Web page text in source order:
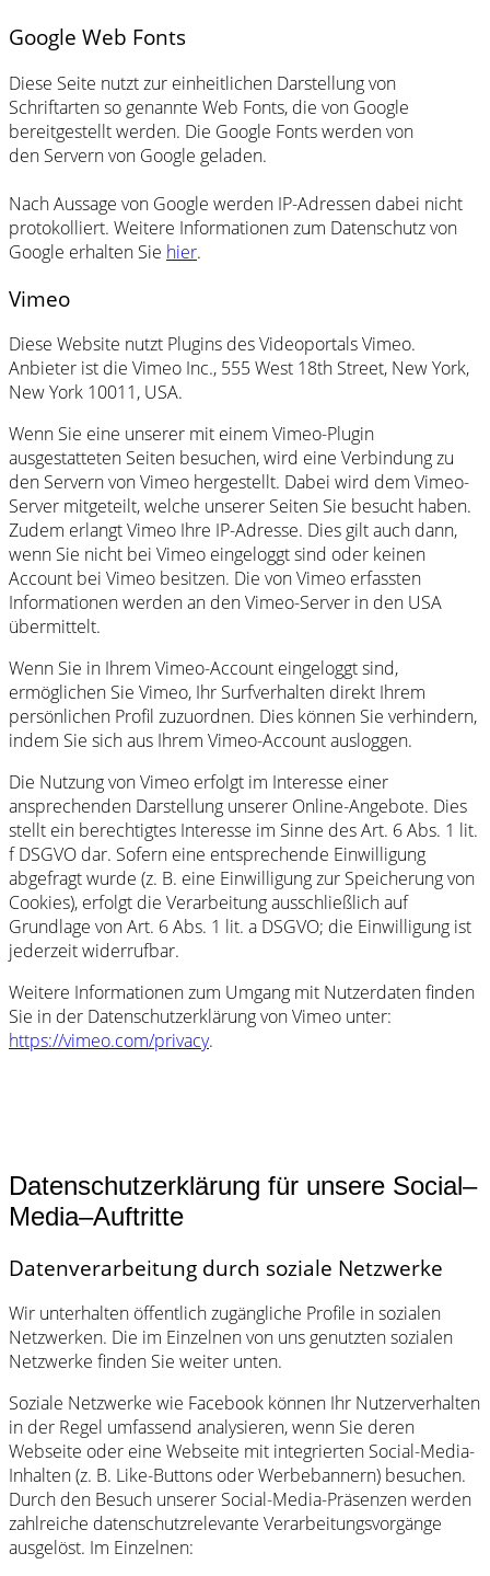
Google Web Fonts
Diese Seite nutzt zur einheitlichen Darstellung von
Schriftarten so genannte Web Fonts, die von Google
bereitgestellt werden. Die Google Fonts werden von
den Servern von Google geladen.
Nach Aussage von Google werden IP-Adressen dabei nicht
protokolliert. Weitere Informationen zum Datenschutz von
Google erhalten Sie hier.
Vimeo
Diese Website nutzt Plugins des Videoportals Vimeo.
Anbieter ist die Vimeo Inc., 555 West 18th Street, New York,
New York 10011, USA.
Wenn Sie eine unserer mit einem Vimeo-Plugin
ausgestatteten Seiten besuchen, wird eine Verbindung zu
den Servern von Vimeo hergestellt. Dabei wird dem Vimeo-
Server mitgeteilt, welche unserer Seiten Sie besucht haben.
Zudem erlangt Vimeo Ihre IP-Adresse. Dies gilt auch dann,
wenn Sie nicht bei Vimeo eingeloggt sind oder keinen
Account bei Vimeo besitzen. Die von Vimeo erfassten
Informationen werden an den Vimeo-Server in den USA
übermittelt.
Wenn Sie in Ihrem Vimeo-Account eingeloggt sind,
ermöglichen Sie Vimeo, Ihr Surfverhalten direkt Ihrem
persönlichen Profil zuzuordnen. Dies können Sie verhindern,
indem Sie sich aus Ihrem Vimeo-Account ausloggen.
Die Nutzung von Vimeo erfolgt im Interesse einer
ansprechenden Darstellung unserer Online-Angebote. Dies
stellt ein berechtigtes Interesse im Sinne des Art. 6 Abs. 1 lit.
f DSGVO dar. Sofern eine entsprechende Einwilligung
abgefragt wurde (z. B. eine Einwilligung zur Speicherung von
Cookies), erfolgt die Verarbeitung ausschließlich auf
Grundlage von Art. 6 Abs. 1 lit. a DSGVO; die Einwilligung ist
jederzeit widerrufbar.
Weitere Informationen zum Umgang mit Nutzerdaten finden
Sie in der Datenschutzerklärung von Vimeo unter:
https://vimeo.com/privacy.
Datenschutzerklärung für unsere Social–
Media–Auftritte
Datenverarbeitung durch soziale Netzwerke
Wir unterhalten öffentlich zugängliche Profile in sozialen
Netzwerken. Die im Einzelnen von uns genutzten sozialen
Netzwerke finden Sie weiter unten.
Soziale Netzwerke wie Facebook können Ihr Nutzerverhalten
in der Regel umfassend analysieren, wenn Sie deren
Webseite oder eine Webseite mit integrierten Social-Media-
Inhalten (z. B. Like-Buttons oder Werbebannern) besuchen.
Durch den Besuch unserer Social-Media-Präsenzen werden
zahlreiche datenschutzrelevante Verarbeitungsvorgänge
ausgelöst. Im Einzelnen: